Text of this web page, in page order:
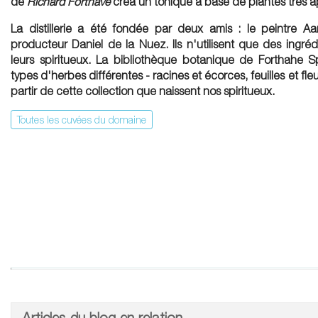
La distillerie a été fondée par deux amis : le peintre
producteur Daniel de la Nuez. Ils n'utilisent que des
leurs spiritueux. La bibliothèque botanique de Forthahe
types d'herbes différentes - racines et écorces, feuilles et
partir de cette collection que naissent nos spiritueux.
Toutes les cuvées du domaine